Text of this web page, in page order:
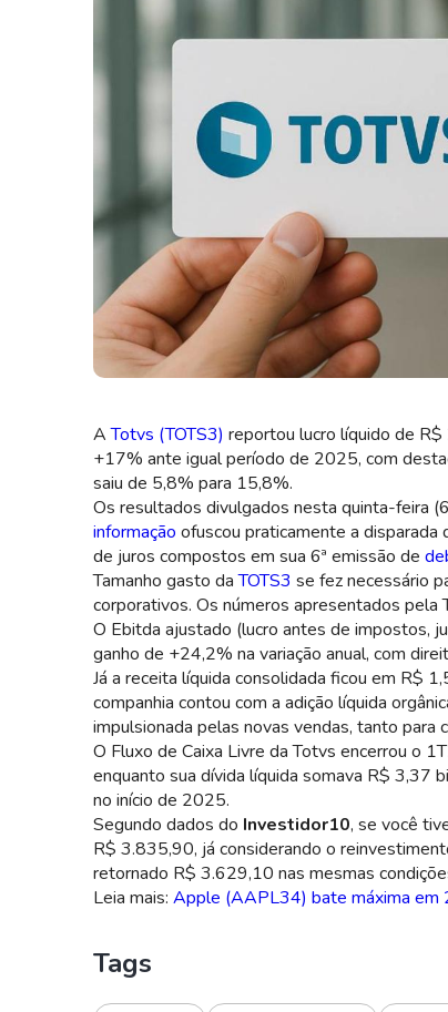
Aquisição da Linux pela Totvs dispara dívida líquida
ATotvs (TOTS3) reportou lucro líquido de
+17% ante igual período de 2025, com
saiu de 5,8% para 15,8%.
Os resultados divulgados nesta quinta-feira
informação ofuscou praticamente a
de juros compostos em sua 6ª emissão de
Tamanho gasto daTOTS3 se fez necessário
corporativos. Os números apresentados pela
O Ebitda ajustado (lucro antes de impostos,
ganho de +24,2% na variação anual, com
Já a receita líquida consolidada ficou em R$
companhia contou com a adição líquida
impulsionada pelas novas vendas, tanto
O Fluxo de Caixa Livre da Totvs encerrou o
enquanto sua dívida líquida somava R$ 3,37
no início de 2025.
Segundo dados do Investidor10, se você
R$ 3.835,90, já considerando o
retornado R$ 3.629,10 nas mesmas
Leia mais: Apple (AAPL34) bate máxima em
Tags